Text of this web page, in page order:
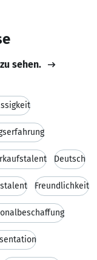
sehen.
Deutsch
Freundlichkeit